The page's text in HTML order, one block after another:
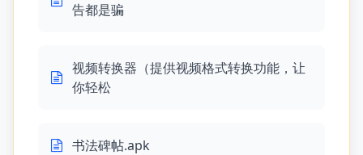
告都是骗
视频转换器（提供视频格式转换功能，让
你轻松
书法碑帖.apk